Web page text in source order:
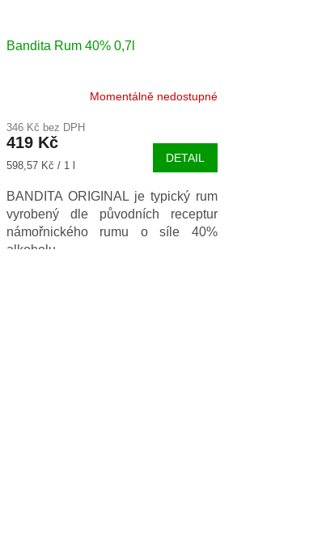
Bandita Rum 40% 0,7l
Momentálně nedostupné
346 Kč bez DPH
419 Kč
Měrná
598,57 Kč / 1 l
DETAIL
BANDITA ORIGINAL je typický rum
vyrobený dle původních receptur
námořnického rumu o síle 40%
alkoholu.